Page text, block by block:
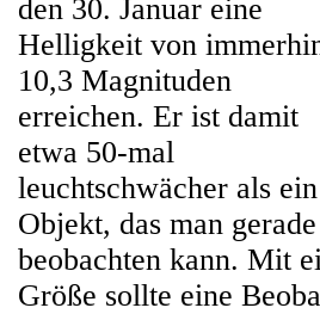
den 30. Januar eine
Helligkeit von
10,3 Magnituden
erreichen. Er ist damit
etwa 50-mal
leuchtschwächer als ein
Objekt, das man
beobachten kann. Mit
Größe sollte eine